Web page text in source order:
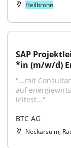
Heilbronn
SAP
*in (m/w/d)
"...mit
auf
leitest..."
BTC AG
Neckarsulm,